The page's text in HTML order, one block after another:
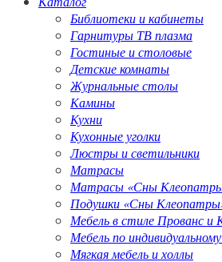
Библиотеки и кабинеты
Гарнитуры ТВ плазма
Гостиные и столовые
Детские комнаты
Журнальные столы
Камины
Кухни
Кухонные уголки
Люстры и светильники
Матрасы
Матрасы «Сны
Подушки «Сны
Мебель в стиле Прованс и
Мебель по индивидуальному
Мягкая мебель и холлы